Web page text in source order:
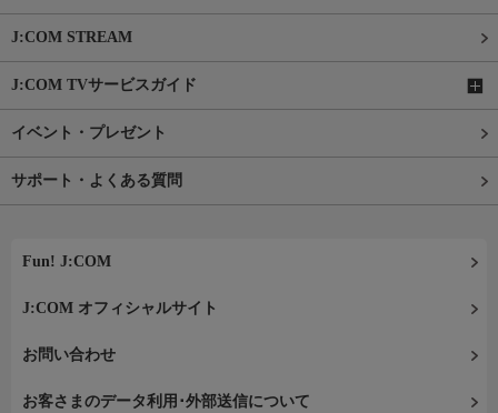
J:COM STREAM
J:COM TVサービスガイド
イベント・プレゼント
サポート・よくある質問
Fun! J:COM
J:COM オフィシャルサイト
お問い合わせ
お客さまのデータ利用･外部送信について